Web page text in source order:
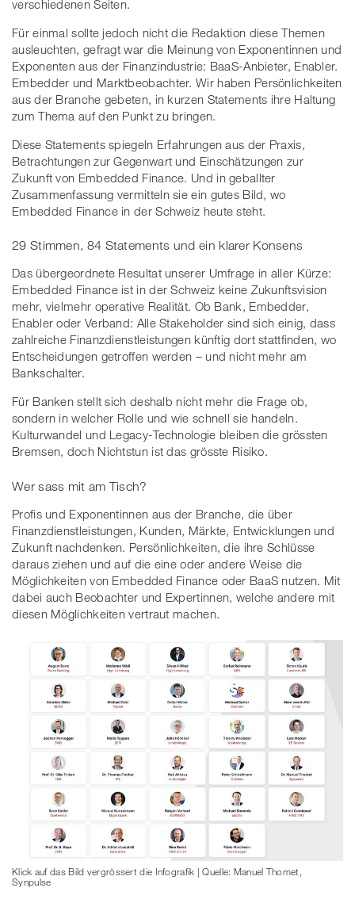
verschiedenen Seiten.
Für einmal sollte jedoch nicht die Redaktion diese Themen
ausleuchten, gefragt war die Meinung von Exponentinnen und
Exponenten aus der Finanzindustrie: BaaS-Anbieter, Enabler.
Embedder und Marktbeobachter. Wir haben Persönlichkeiten
aus der Branche gebeten, in kurzen Statements ihre Haltung
zum Thema auf den Punkt zu bringen.
Diese Statements spiegeln Erfahrungen aus der Praxis,
Betrachtungen zur Gegenwart und Einschätzungen zur
Zukunft von Embedded Finance. Und in geballter
Zusammenfassung vermitteln sie ein gutes Bild, wo
Embedded Finance in der Schweiz heute steht.
29 Stimmen, 84 Statements und ein klarer Konsens
Das übergeordnete Resultat unserer Umfrage in aller Kürze:
Embedded Finance ist in der Schweiz keine Zukunftsvision
mehr, vielmehr operative Realität. Ob Bank, Embedder,
Enabler oder Verband: Alle Stakeholder sind sich einig, dass
zahlreiche Finanzdienstleistungen künftig dort stattfinden, wo
Entscheidungen getroffen werden – und nicht mehr am
Bankschalter.
Für Banken stellt sich deshalb nicht mehr die Frage ob,
sondern in welcher Rolle und wie schnell sie handeln.
Kulturwandel und Legacy-Technologie bleiben die grössten
Bremsen, doch Nichtstun ist das grösste Risiko.
Wer sass mit am Tisch?
Profis und Exponentinnen aus der Branche, die über
Finanzdienstleistungen, Kunden, Märkte, Entwicklungen und
Zukunft nachdenken. Persönlichkeiten, die ihre Schlüsse
daraus ziehen und auf die eine oder andere Weise die
Möglichkeiten von Embedded Finance oder BaaS nutzen. Mit
dabei auch Beobachter und Expertinnen, welche andere mit
diesen Möglichkeiten vertraut machen.
Klick auf das Bild vergrössert die Infografik | Quelle: Manuel Thomet,
Synpulse